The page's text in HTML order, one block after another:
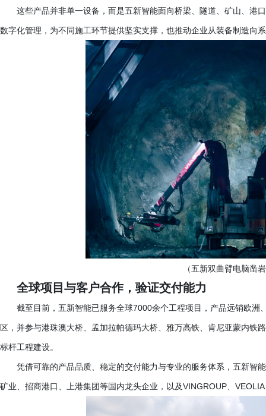
这些产品并非单一设备，而是五新智能面向桥梁、隧道、矿山、港
数字化管理，为不同施工环节提供坚实支撑，也推动企业从装备制造向
（五新双曲臂电脑凿
全球项目与客户合作，验证交付能力
截至目前，五新智能已服务全球7000余个工程项目，产品远销欧洲
区，并参与港珠澳大桥、孟加拉帕德玛大桥、雅万高铁、肯尼亚蒙内铁
标杆工程建设。
凭借可靠的产品品质、稳定的交付能力与专业的服务体系，五新智
矿业、招商港口、上港集团等国内龙头企业，以及VINGROUP、